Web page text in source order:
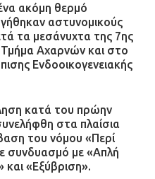
ακόμη θερμό
αστυνομικούς
τα μεσάνυχτα της 7ης
Αχαρνών και στο
Ενδοοικογενειακής
κατά του πρώην
στα πλαίσια
του νόμου «Περί
συνδυασμό με «Απλή
και «Εξύβριση».